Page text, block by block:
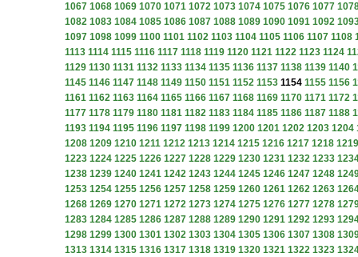
1067 1068 1069 1070 1071 1072 1073 1074 1075 1076 1077
1082 1083 1084 1085 1086 1087 1088 1089 1090 1091 1092
1097 1098 1099 1100 1101 1102 1103 1104 1105 1106 1107 1108
1113 1114 1115 1116 1117 1118 1119 1120 1121 1122 1123 1124
1129 1130 1131 1132 1133 1134 1135 1136 1137 1138 1139 1140
1145 1146 1147 1148 1149 1150 1151 1152 1153 1154 1155 1156
1161 1162 1163 1164 1165 1166 1167 1168 1169 1170 1171 1172
1177 1178 1179 1180 1181 1182 1183 1184 1185 1186 1187 1188
1193 1194 1195 1196 1197 1198 1199 1200 1201 1202 1203 1204
1208 1209 1210 1211 1212 1213 1214 1215 1216 1217 1218 1219
1223 1224 1225 1226 1227 1228 1229 1230 1231 1232 1233
1238 1239 1240 1241 1242 1243 1244 1245 1246 1247 1248
1253 1254 1255 1256 1257 1258 1259 1260 1261 1262 1263
1268 1269 1270 1271 1272 1273 1274 1275 1276 1277 1278
1283 1284 1285 1286 1287 1288 1289 1290 1291 1292 1293
1298 1299 1300 1301 1302 1303 1304 1305 1306 1307 1308
1313 1314 1315 1316 1317 1318 1319 1320 1321 1322 1323